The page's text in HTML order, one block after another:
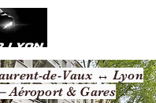
de-Vaux ↔ Lyon
Aéroport & Gares